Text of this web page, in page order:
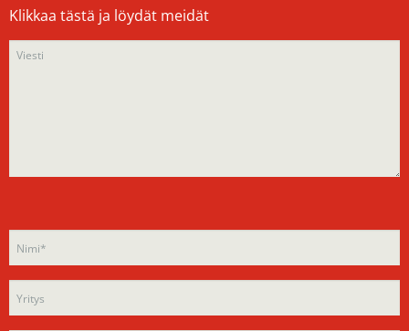
Klikkaa tästä ja löydät meidät
leave
this
empty.
leave
this
field
empty.